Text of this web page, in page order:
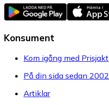
Konsument
Kom igång med Prisjakt
På din sida sedan 2002
Artiklar